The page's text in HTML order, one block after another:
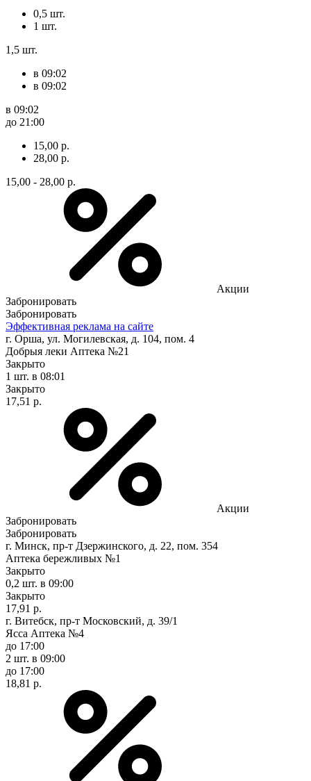
0,5 шт.
1 шт.
1,5 шт.
в 09:02
в 09:02
в 09:02
до 21:00
15,00 р.
28,00 р.
15,00 - 28,00 р.
Акции
Забронировать
Забронировать
Эффективная реклама на сайте
г. Орша, ул. Могилевская, д. 104, пом. 4
Добрыя леки Аптека №21
Закрыто
1 шт. в 08:01
Закрыто
17,51 р.
Акции
Забронировать
Забронировать
г. Минск, пр-т Дзержинского, д. 22, пом. 354
Аптека бережливых №1
Закрыто
0,2 шт. в 09:00
Закрыто
17,91 р.
г. Витебск, пр-т Московский, д. 39/1
Ясса Аптека №4
до 17:00
2 шт. в 09:00
до 17:00
18,81 р.